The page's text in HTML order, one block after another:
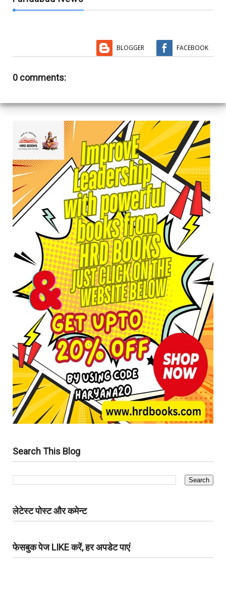
BLOGGER FACEBOOK
0 comments:
Search This Blog
लेटेस्ट पोस्ट और कमेन्ट
फेसबुक पेज LIKE करें, हर अपडेट पाएं